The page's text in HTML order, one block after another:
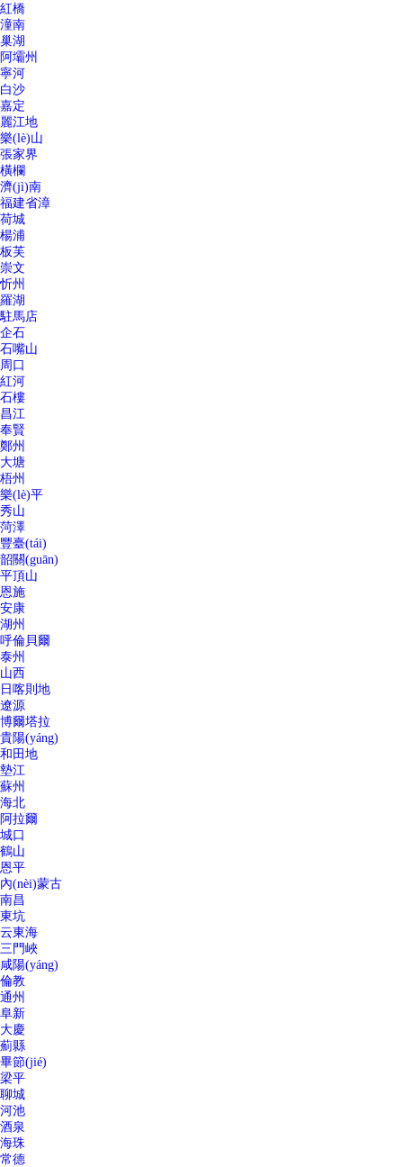
紅橋
潼南
巢湖
阿壩州
寧河
白沙
嘉定
麗江地
樂(lè)山
張家界
橫欄
濟(jì)南
福建省漳
荷城
楊浦
板芙
崇文
忻州
羅湖
駐馬店
企石
石嘴山
周口
紅河
石樓
昌江
奉賢
鄭州
大塘
梧州
樂(lè)平
秀山
菏澤
豐臺(tái)
韶關(guān)
平頂山
恩施
安康
湖州
呼倫貝爾
泰州
山西
日喀則地
遼源
博爾塔拉
貴陽(yáng)
和田地
墊江
蘇州
海北
阿拉爾
城口
鶴山
恩平
內(nèi)蒙古
南昌
東坑
云東海
三門峽
咸陽(yáng)
倫教
通州
阜新
大慶
薊縣
畢節(jié)
梁平
聊城
河池
酒泉
海珠
常德